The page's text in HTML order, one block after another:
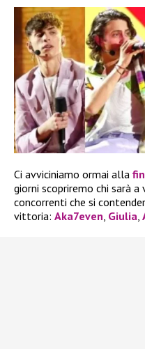
Ci avviciniamo ormai alla
giorni scopriremo chi sarà a
concorrenti che si
vittoria: Aka7even, Giulia,